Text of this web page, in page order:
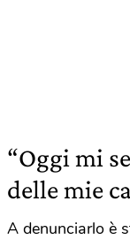
“Oggi mi
delle mie
A denunciarlo è